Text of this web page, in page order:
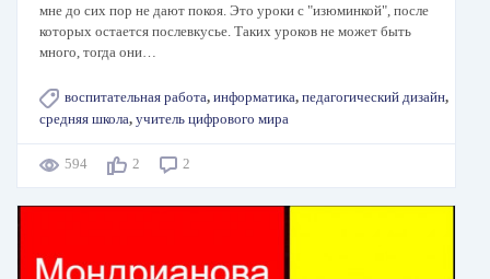
мне до сих пор не дают покоя. Это уроки с "изюминкой", после
которых остается послевкусье. Таких уроков не может быть
много, тогда они…
воспитательная работа, информатика, педагогический дизайн,
средняя школа, учитель цифрового мира
594 2 2